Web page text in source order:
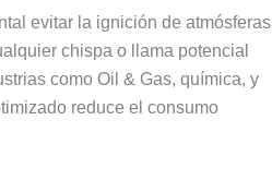
evitar la ignición de atmósferas
chispa o llama potencial
como Oil & Gas, química, y
reduce el consumo